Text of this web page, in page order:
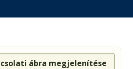
ábra megjelenítése